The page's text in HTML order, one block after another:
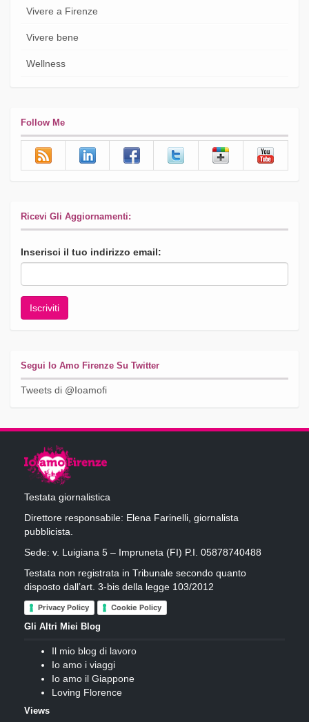
Vivere a Firenze
Vivere bene
Wellness
Follow Me
Ricevi Gli Aggiornamenti:
Inserisci il tuo indirizzo email:
Segui Io Amo Firenze Su Twitter
Tweets di @Ioamofi
Testata giornalistica
Direttore responsabile: Elena Farinelli, giornalista
pubblicista.
Sede: v. Luigiana 5 – Impruneta (FI) P.I. 05878740488
Testata non registrata in Tribunale secondo quanto
disposto dall’art. 3-bis della legge 103/2012
Privacy Policy Cookie Policy
Gli Altri Miei Blog
Il mio blog di lavoro
Io amo i viaggi
Io amo il Giappone
Loving Florence
Views